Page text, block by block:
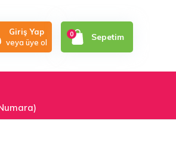
Giriş Yap
veya üye ol
0 Sepetim